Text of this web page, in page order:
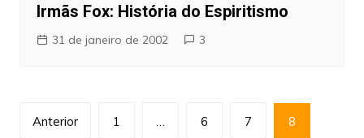
Irmãs Fox: História do Espiritismo
31 de janeiro de 2002 3
Paginação
Anterior 1 6 7 8